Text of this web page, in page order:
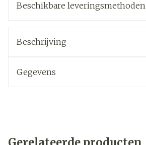
Beschikbare leveringsmethoden
Beschrijving
Gegevens